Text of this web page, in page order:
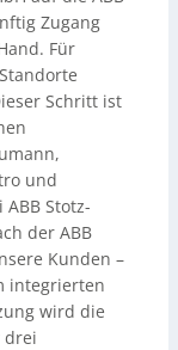
Zugang
Für
Schritt ist
und
Stotz-
der ABB
Kunden –
integrierten
wird die
drei